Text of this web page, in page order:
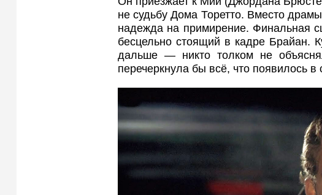
не судьбу Дома Торетто. Вместо
надежда на примирение. Финальная
бесцельно стоящий в кадре Брайан.
дальше — никто толком не
перечеркнула бы всё, что появилось в